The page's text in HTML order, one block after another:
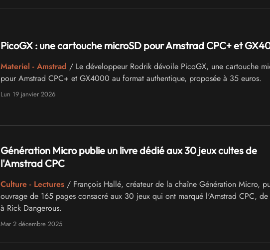
PicoGX : une cartouche microSD pour Amstrad CPC+ et
Materiel - Amstrad / Le développeur Rodrik dévoile PicoGX, une cartouche
pour Amstrad CPC+ et GX4000 au format authentique, proposée à 35 euros.
Lun 19 janvier 2026
Génération Micro publie un livre dédié aux 30 jeux cultes de
l'Amstrad CPC
Culture - Lectures/ François Hallé, créateur de la chaîne Génération Micro,
ouvrage de 165 pages consacré aux 30 jeux qui ont marqué l'Amstrad CPC, de
à Rick Dangerous.
Mar 2 décembre 2025